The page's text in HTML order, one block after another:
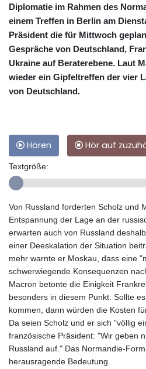
Diplomatie im Rahmen des
einem Treffen in Berlin am
Präsident die für Mittwoch
Gespräche von Deutschland,
Ukraine auf Beraterebene. Laut
wieder ein Gipfeltreffen der vier
von Deutschland.
Hören Hör auf
Textgröße:
Von Russland forderten Scholz und
Entspannung der Lage an der
erwarten auch von Russland
einer Deeskalation der Situation
mehr warnte er Moskau, dass eine
schwerwiegende Konsequenzen
Macron betonte die Einigkeit
besonders in diesem Punkt: Sollte
kommen, dann würden die Kosten
Da seien Scholz und er sich "völlig
französische Präsident: "Wir geben
Russland auf." Das Normandie-
herausragende Bedeutung.